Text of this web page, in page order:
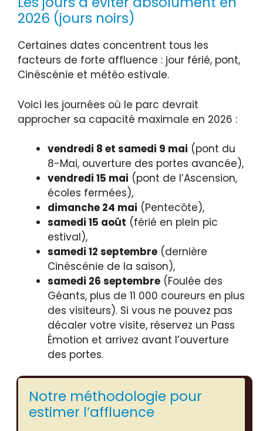
2026 (jours noirs)
Certaines dates concentrent tous les
facteurs de forte affluence : jour férié, pont,
Cinéscénie et météo estivale.
Voici les journées où le parc devrait
approcher sa capacité maximale en 2026 :
vendredi 8 et samedi 9 mai (pont du
8-Mai, ouverture des portes avancée),
vendredi 15 mai (pont de l’Ascension,
écoles fermées),
dimanche 24 mai (Pentecôte),
samedi 15 août (férié en plein pic
estival),
samedi 12 septembre (dernière
Cinéscénie de la saison),
samedi 26 septembre (Foulée des
Géants, plus de 11 000 coureurs en plus
des visiteurs). Si vous ne pouvez pas
décaler votre visite, réservez un Pass
Émotion et arrivez avant l’ouverture
des portes.
Notre méthodologie pour
estimer l’affluence